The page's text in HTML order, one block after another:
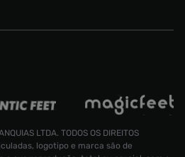
LTDA. TODOS OS DIREITOS
logotipo e marca são de